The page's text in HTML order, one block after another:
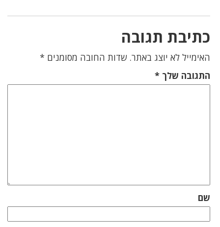
כתיבת תגובה
האימייל לא יוצג באתר. שדות החובה מסומנים *
התגובה שלך *
שם